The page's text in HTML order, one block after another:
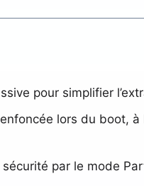
pour simplifier
lors du boot, à
par le mode